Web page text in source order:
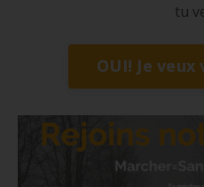
tu
OUI! Je